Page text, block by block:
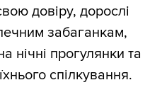
довіру, дорослі
забаганкам,
нічні прогулянки та
спілкування.